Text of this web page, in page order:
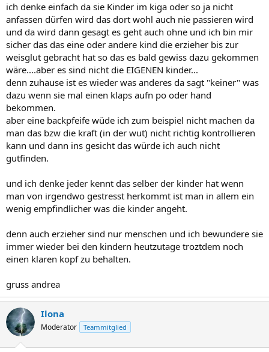
ich denke einfach da sie Kinder im kiga oder so ja nicht
anfassen dürfen wird das dort wohl auch nie passieren wird
und da wird dann gesagt es geht auch ohne und ich bin mir
sicher das das eine oder andere kind die erzieher bis zur
weisglut gebracht hat so das es bald gewiss dazu gekommen
wäre....aber es sind nicht die EIGENEN kinder...
denn zuhause ist es wieder was anderes da sagt "keiner" was
dazu wenn sie mal einen klaps aufn po oder hand
bekommen.
aber eine backpfeife wüde ich zum beispiel nicht machen da
man das bzw die kraft (in der wut) nicht richtig kontrollieren
kann und dann ins gesicht das würde ich auch nicht
gutfinden.
und ich denke jeder kennt das selber der kinder hat wenn
man von irgendwo gestresst herkommt ist man in allem ein
wenig empfindlicher was die kinder angeht.
denn auch erzieher sind nur menschen und ich bewundere sie
immer wieder bei den kindern heutzutage troztdem noch
einen klaren kopf zu behalten.
gruss andrea
Ilona
Moderator Teammitglied